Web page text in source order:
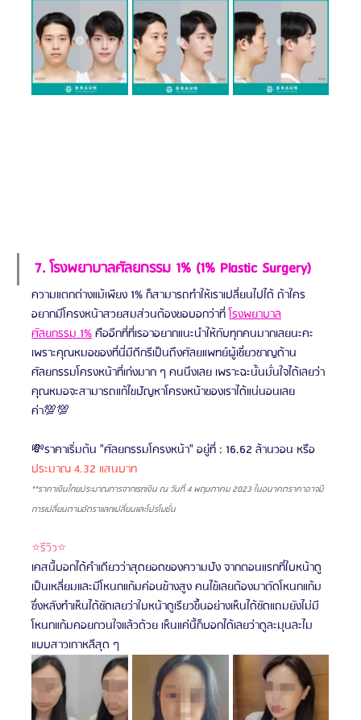
7. โรงพยาบาลศัลยกรรม 1% (1% Plastic Surgery)
ความแตกต่างแม้เพียง 1% ก็สามารถทำให้เราเปลี่ยนไปได้ ถ้าใคร
อยากมีโครงหน้าสวยสมส่วนต้องขอบอกว่าที่ โรงพยาบาล
ศัลยกรรม 1% คืออีกที่ที่เรอาอยากแนะนำให้กับทุกคนมากเลยนะคะ
เพราะคุณหมอของที่นี่มีดีกรีเป็นถึงศัลยแพทย์ผู้เชี่ยวชาญด้าน
ศัลยกรรมโครงหน้าที่เก่งมาก ๆ คนนึงเลย เพราะฉะนั้นมั่นใจได้เลยว่า
คุณหมอจะสามารถแก้ไขปัญหาโครงหน้าของเราได้แน่นอนเลย
ค่า💯💯
💸ราคาเริ่มต้น "ศัลยกรรมโครงหน้า" อยู่ที่ : 16.62 ล้านวอน หรือ
ประมาณ 4.32 แสนบาท
**ราคาเงินไทยประมาณการจากเรทเงิน ณ วันที่ 4 พฤษภาคม 2023 ในอนาคตราคาอาจมี
การเปลี่ยนตามอัตราแลกเปลี่ยนและโปรโมชั่น
⭐รีวิว⭐
เคสนี้บอกได้คำเดียวว่าสุดยอดของความปัง จากตอนแรกที่ใบหน้าดู
เป็นเหลี่ยมและมีโหนกแก้มค่อนข้างสูง คนไข้เลยต้องมาตัดโหนกแก้ม
ซึ่งหลังทำเห็นได้ชัดเลยว่าใบหน้าดูเรียวขึ้นอย่างเห็นได้ชัดแถมยังไม่มี
โหนกแก้มคอยกวนใจแล้วด้วย เห็นแค่นี้ก็บอกได้เลยว่าดูละมุนละไม
แบบสาวเกาหลีสุด ๆ